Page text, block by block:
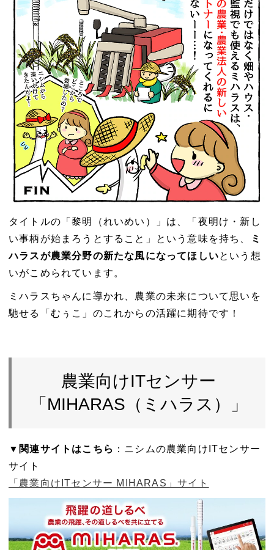
タイトルの「黎明（れいめい）」は、「夜明け・新し
い事柄が始まろうとすること」という意味を持ち、
ミ
ハラスが農業分野の新たな風になってほしいという想
いがこめられています。
ミハラスちゃんに導かれ、農業の未来について思いを
馳せる「むぅこ」のこれからの活躍に期待です！
農業向けITセンサー
「MIHARAS（ミハラス）」
▼関連サイトはこちら ：ニシムの農業向けITセンサー
サイト
「農業向けITセンサー MIHARAS」サイト